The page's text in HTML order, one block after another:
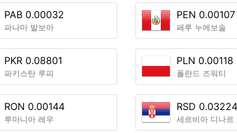
PAB 0.00032
파나마 발보아
PEN 0.00107
페루 누에보솔
PKR 0.08801
파키스탄 루피
PLN 0.00118
폴란드 즈워티
RON 0.00144
루마니아 레우
RSD 0.03224
세르비아 디나르